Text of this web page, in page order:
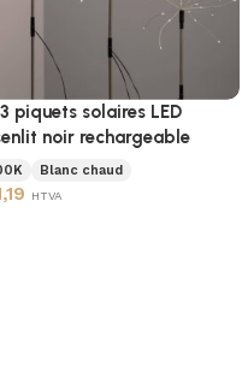
piquets solaires LED
noir rechargeable
Blanc chaud
HTVA